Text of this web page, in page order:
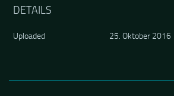
DETAILS
Uploaded 25. Oktober 2016